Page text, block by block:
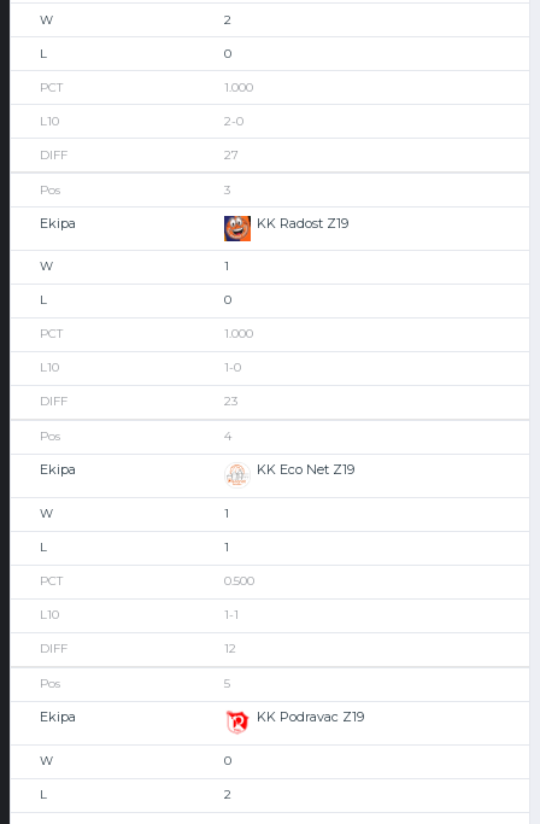
2
0
1.000
2-0
27
3
KK Radost Z19
1
0
1.000
1-0
23
4
KK Eco Net Z19
1
1
0.500
1-1
12
5
KK Podravac Z19
0
2